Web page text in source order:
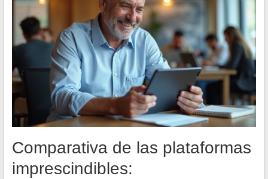
Comparativa de las plataformas
imprescindibles: